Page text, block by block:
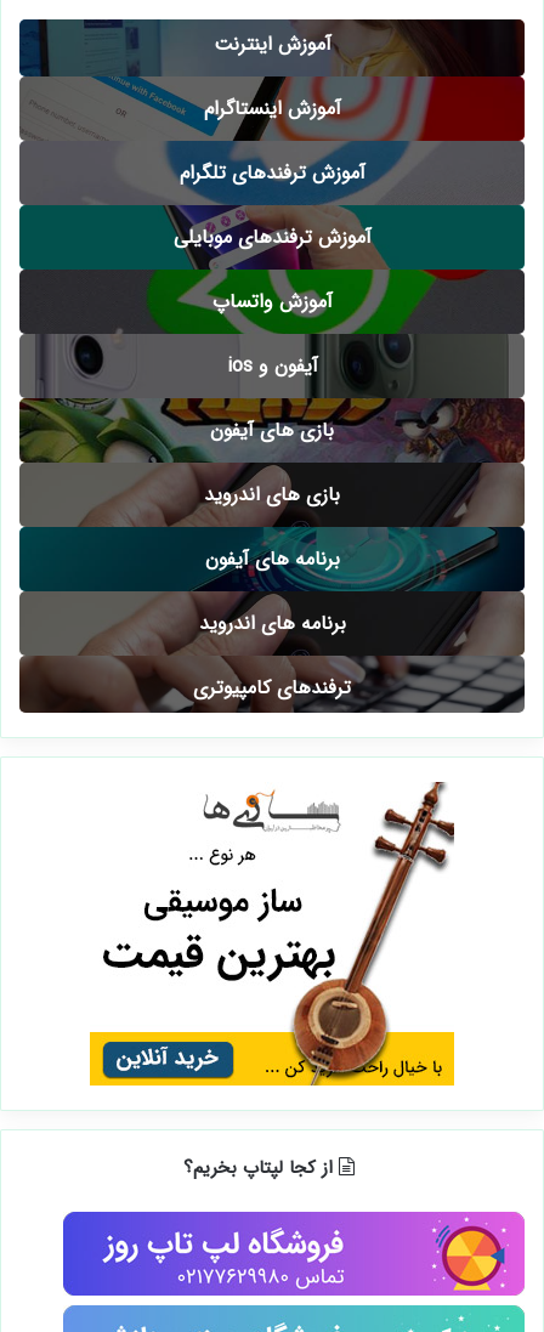
آموزش اینترنت
آموزش اینستاگرام
آموزش ترفندهای تلگرام
آموزش ترفندهای موبایلی
آموزش واتساپ
آیفون و ios
بازی های آیفون
بازی های اندروید
برنامه های آیفون
برنامه های اندروید
ترفندهای کامپیوتری
از کجا لپتاپ بخریم؟